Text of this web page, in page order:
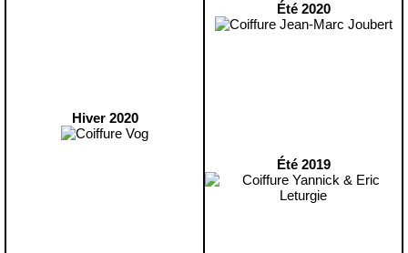
Hiver 2020
Été 2020
Été 2019